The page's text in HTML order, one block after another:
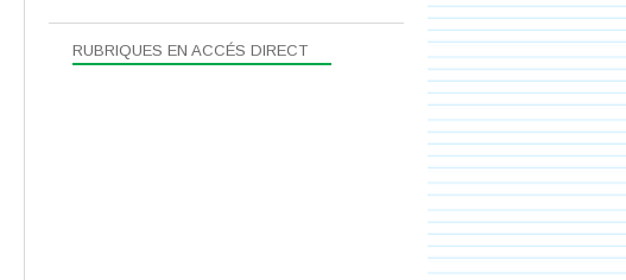
RUBRIQUES EN ACCÉS DIRECT